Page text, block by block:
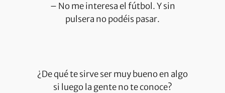
– No me interesa el fútbol. Y sin
pulsera no podéis pasar.
¿De qué te sirve ser muy bueno en algo
si luego la gente no te conoce?